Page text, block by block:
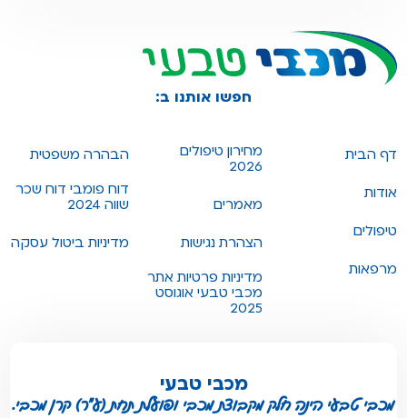
חפשו אותנו ב:
דף הבית
אודות
טיפולים
מרפאות
מחירון טיפולים
2026
מאמרים
הצהרת נגישות
מדיניות פרטיות אתר
מכבי טבעי אוגוסט
2025
הבהרה משפטית
דוח פומבי דוח שכר
שווה 2024
מדיניות ביטול עסקה
מכבי טבעי
מכבי טבעי הינה חלק מקבוצת מכבי ופועלת תחת (ע"ר) קרן מכבי.